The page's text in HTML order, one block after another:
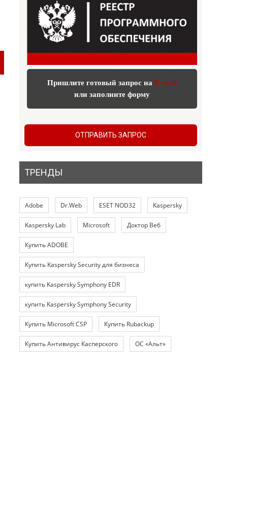
Пришлите готовый запрос на E-mail
или заполните форму
ОТПРАВИТЬ ЗАПРОС
ТРЕНДЫ
Adobe Dr.Web ESET NOD32 Kaspersky
Kaspersky Lab Microsoft Доктор Веб
Купить ADOBE
Купить Kaspersky Security для бизнеса
купить Kaspersky Symphony EDR
купить Kaspersky Symphony Security
Купить Microsoft CSP Купить Rubackup
Купить Антивирус Касперского ОС «Альт»